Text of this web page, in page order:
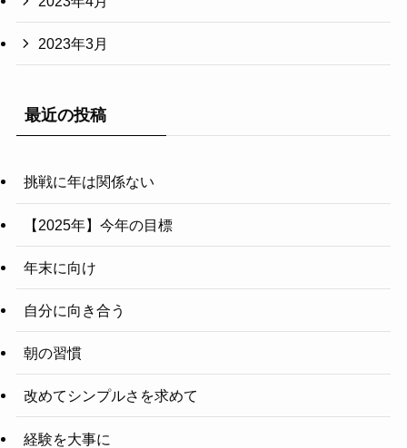
2023年3月
最近の投稿
挑戦に年は関係ない
【2025年】今年の目標
年末に向け
自分に向き合う
朝の習慣
改めてシンプルさを求めて
経験を大事に